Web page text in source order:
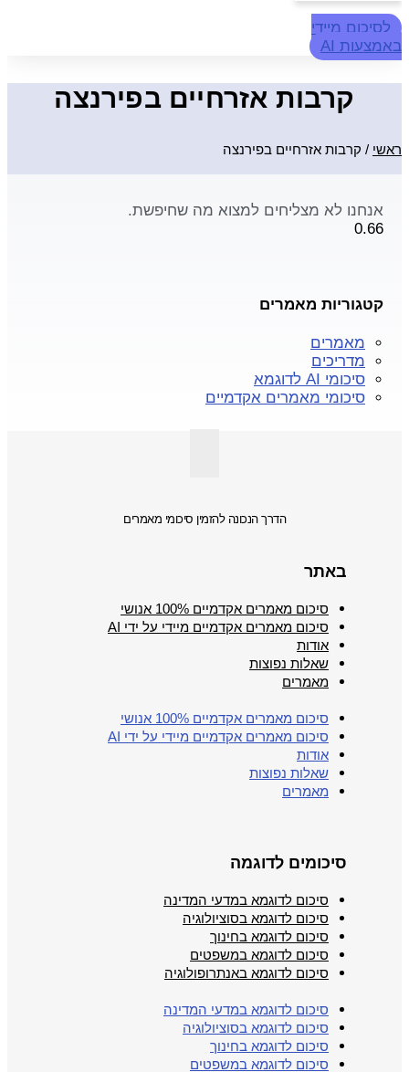
לסיכום מיידי
באמצעות AI
קרבות אזרחיים בפירנצה
ראשי / קרבות אזרחיים בפירנצה
אנחנו לא מצליחים למצוא מה שחיפשת.
קטגוריות מאמרים
מאמרים
מדריכים
סיכומי AI לדוגמא
סיכומי מאמרים אקדמיים
הדרך הנכונה להזמין סיכומי מאמרים
באתר
סיכום מאמרים אקדמיים 100% אנושי
סיכום מאמרים אקדמיים מיידי על ידי AI
אודות
שאלות נפוצות
מאמרים
סיכום מאמרים אקדמיים 100% אנושי
סיכום מאמרים אקדמיים מיידי על ידי AI
אודות
שאלות נפוצות
מאמרים
סיכומים לדוגמה
סיכום לדוגמא במדעי המדינה
סיכום לדוגמא בסוציולוגיה
סיכום לדוגמא בחינוך
סיכום לדוגמא במשפטים
סיכום לדוגמא באנתרופולוגיה
סיכום לדוגמא במדעי המדינה
סיכום לדוגמא בסוציולוגיה
סיכום לדוגמא בחינוך
סיכום לדוגמא במשפטים